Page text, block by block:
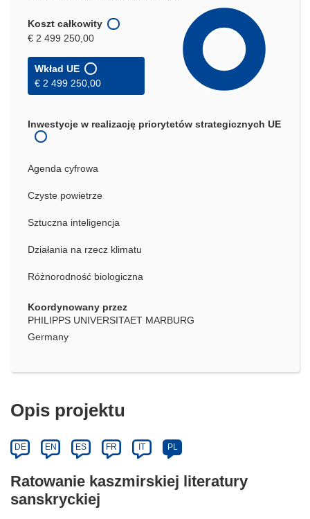
Koszt całkowity
€ 2 499 250,00
Wkład UE
€ 2 499 250,00
Inwestycje w realizację priorytetów strategicznych UE
Agenda cyfrowa
Czyste powietrze
Sztuczna inteligencja
Działania na rzecz klimatu
Różnorodność biologiczna
Koordynowany przez
PHILIPPS UNIVERSITAET MARBURG
Germany
Opis projektu
DE EN ES FR IT PL
Ratowanie kaszmirskiej literatury
sanskryckiej